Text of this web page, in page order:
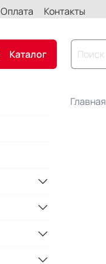
Оплата Контакты
Каталог
Главная